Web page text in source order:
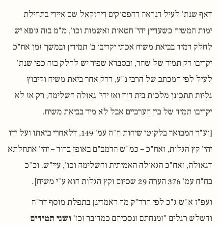
דאף שנת' לעיל דנראה דהפסוקים דיחזקאל שם איירי בתחילת
ימות המשיח כשעדיין יהי' חטאות ואשמות וכו', מ"מ בזה גופא יש
לחלק דמיד בביאת משיח אכתי יקריבו ב' תמידין ובמשך זמן אח"כ
יקריבו רק תמיד של שחר, ובסברא שפיר יש לחלק בזה כפי שנת'
לעיל לפי המכתב של הרבי נ"ע, דרק אחר ביאת משיח וקיבוץ
גליות תתכונן מלכות בית דוד ואז יהי' גאולה השלימה, רק אז לא
יקריבו תמיד של בין הערביים אבל לא מיד בביאת משיח.
[וע"ד המבואר בלקוטי שיחות ח"ה עמ' 149, דלאחרי ביאתו ועל ידו
יהי' קץ הגלות, ואח"כ – כמ"ש הרמב"ם באופן ברור – יהי' אתחלתא
דגאולה, ואח"כ הגאולה האמיתית והשלימה וכו', עיי"ש. וכ"כ
בח"ח עמ' 376 הערה 29 שסיום וקץ הגלות הוא ע"י משיח].
ועפ"ז א"ש ג"כ לפי הרד"ק מה דאמרינן בתפלת מוסף דר"ח
ודשלש רגלים "ומנחתם ונסכיהם כמדובר וכו' ושני תמידים